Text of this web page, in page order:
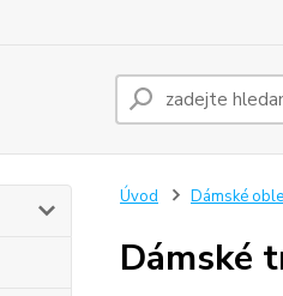
Úvod Dámské
Dámské